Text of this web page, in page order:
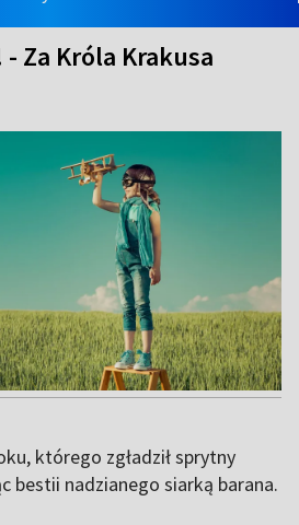
Za Króla Krakusa
którego zgładził sprytny
bestii nadzianego siarką barana.